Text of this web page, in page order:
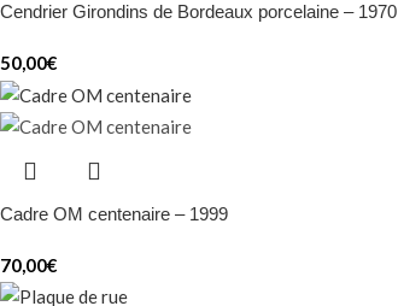
Cendrier Girondins de Bordeaux porcelaine – 1970
50,00€
Cadre OM centenaire – 1999
70,00€